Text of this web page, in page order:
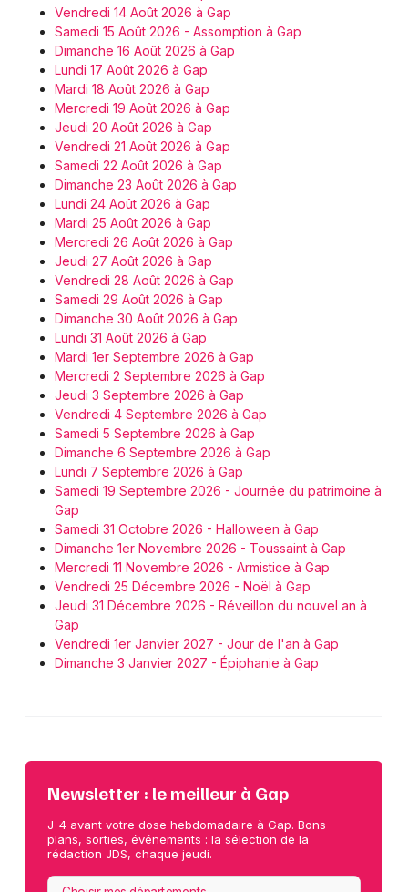
Vendredi 14 Août 2026 à Gap
Samedi 15 Août 2026 - Assomption à Gap
Dimanche 16 Août 2026 à Gap
Lundi 17 Août 2026 à Gap
Mardi 18 Août 2026 à Gap
Mercredi 19 Août 2026 à Gap
Jeudi 20 Août 2026 à Gap
Vendredi 21 Août 2026 à Gap
Samedi 22 Août 2026 à Gap
Dimanche 23 Août 2026 à Gap
Lundi 24 Août 2026 à Gap
Mardi 25 Août 2026 à Gap
Mercredi 26 Août 2026 à Gap
Jeudi 27 Août 2026 à Gap
Vendredi 28 Août 2026 à Gap
Samedi 29 Août 2026 à Gap
Dimanche 30 Août 2026 à Gap
Lundi 31 Août 2026 à Gap
Mardi 1er Septembre 2026 à Gap
Mercredi 2 Septembre 2026 à Gap
Jeudi 3 Septembre 2026 à Gap
Vendredi 4 Septembre 2026 à Gap
Samedi 5 Septembre 2026 à Gap
Dimanche 6 Septembre 2026 à Gap
Lundi 7 Septembre 2026 à Gap
Samedi 19 Septembre 2026 - Journée du patrimoine à
Gap
Samedi 31 Octobre 2026 - Halloween à Gap
Dimanche 1er Novembre 2026 - Toussaint à Gap
Mercredi 11 Novembre 2026 - Armistice à Gap
Vendredi 25 Décembre 2026 - Noël à Gap
Jeudi 31 Décembre 2026 - Réveillon du nouvel an à
Gap
Vendredi 1er Janvier 2027 - Jour de l'an à Gap
Dimanche 3 Janvier 2027 - Épiphanie à Gap
Newsletter : le meilleur à Gap
J-4 avant votre dose hebdomadaire à Gap. Bons
plans, sorties, événements : la sélection de la
rédaction JDS, chaque jeudi.